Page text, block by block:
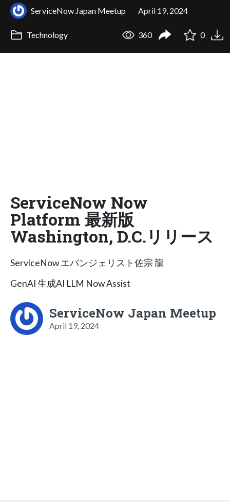
ServiceNow Japan Meetup April 19, 2024
Technology 360 0
ServiceNow Now
Platform 最新版
Washington, D.C.リリース
ServiceNow エバンジェリスト佐宗 龍
GenAI 生成AI LLM Now Assist
ServiceNow Japan Meetup
April 19, 2024